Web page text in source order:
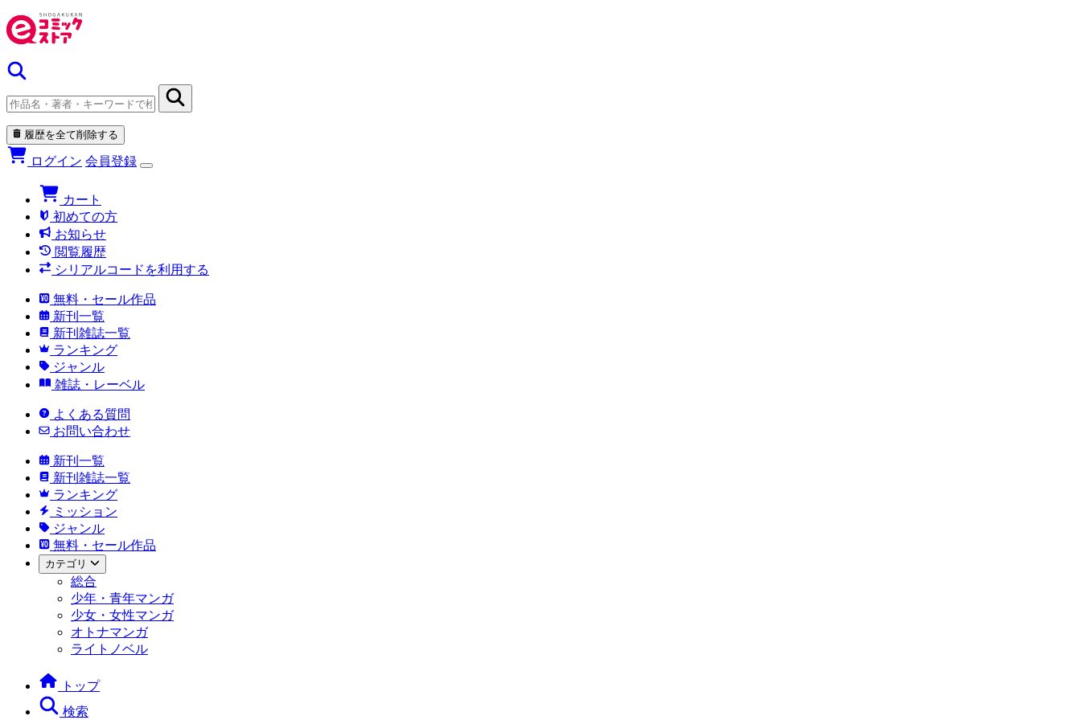
履歴を全て削除する
ログイン 会員登録
カート
初めての方
お知らせ
閲覧履歴
シリアルコードを利用する
無料・セール作品
新刊一覧
新刊雑誌一覧
ランキング
ジャンル
雑誌・レーベル
よくある質問
お問い合わせ
新刊一覧
新刊雑誌一覧
ランキング
ミッション
ジャンル
無料・セール作品
カテゴリ
総合
少年・青年マンガ
少女・女性マンガ
オトナマンガ
ライトノベル
トップ
検索